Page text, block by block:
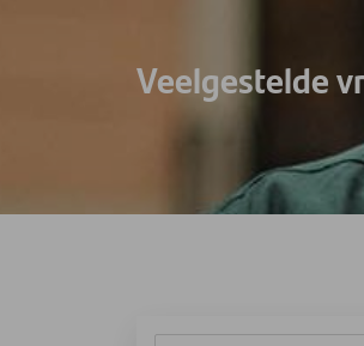
Veelgestelde